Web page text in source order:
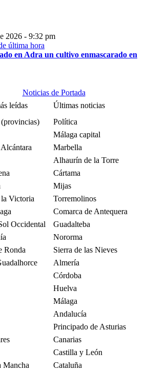
2026 - 9:32 pm
en Adra un cultivo enmascarado en
Noticias de Portada
leídas
Últimas noticias
Política
Málaga capital
Marbella
Alhaurín de la Torre
Cártama
Mijas
Victoria
Torremolinos
Comarca de Antequera
Occidental
Guadalteba
Nororma
Ronda
Sierra de las Nieves
Almería
Córdoba
Huelva
Málaga
Andalucía
Principado de Asturias
Canarias
Castilla y León
Mancha
Cataluña